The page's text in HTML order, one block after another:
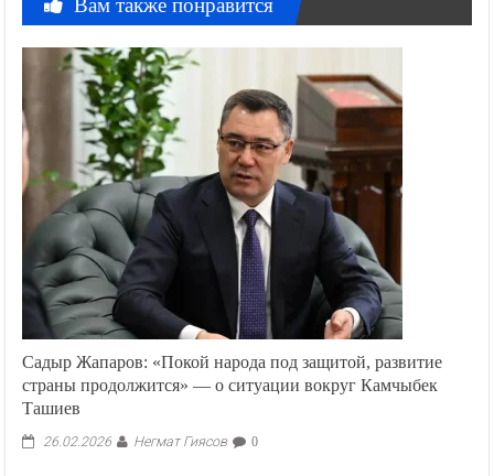
Вам также понравится
Садыр Жапаров: «Покой народа под защитой, развитие
страны продолжится» — о ситуации вокруг Камчыбек
Ташиев